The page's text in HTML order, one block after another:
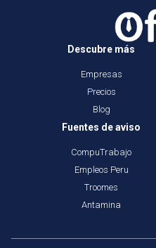
Descubre más
Empresas
Precios
Blog
Fuentes de aviso
CompuTrabajo
Empleos Peru
Troomes
Antamina